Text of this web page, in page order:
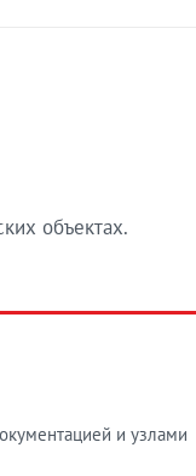
объектах.
и узлами